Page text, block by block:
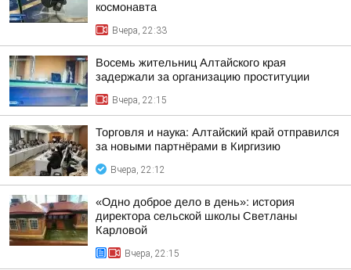
космонавта
Вчера, 22:33
Восемь жительниц Алтайского края
задержали за организацию проституции
Вчера, 22:15
Торговля и наука: Алтайский край отправился
за новыми партнёрами в Киргизию
Вчера, 22:12
«Одно доброе дело в день»: история
директора сельской школы Светланы
Карловой
Вчера, 22:15